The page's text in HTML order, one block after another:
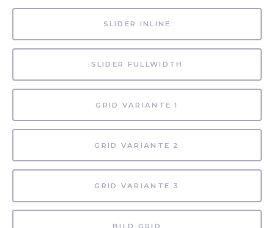
SLIDER INLINE
SLIDER FULLWIDTH
GRID VARIANTE 1
GRID VARIANTE 2
GRID VARIANTE 3
BILD GRID